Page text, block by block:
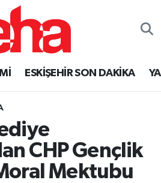
ESKİŞEHİR SON DAKİKA
CHP Gençlik
Mektubu